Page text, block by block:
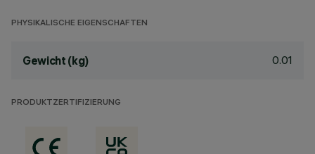
PHYSIKALISCHE EIGENSCHAFTEN
Gewicht (kg) 0.01
PRODUKTZERTIFIZIERUNG